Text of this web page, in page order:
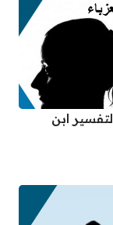
ابن